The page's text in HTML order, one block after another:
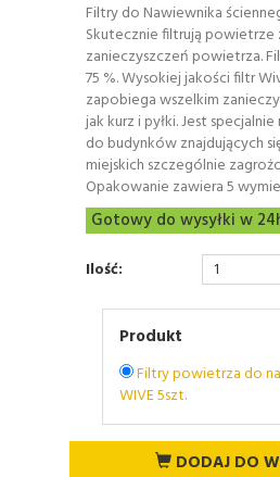
Filtry do Nawiewnika
Skutecznie filtrują powietrze
zanieczyszczeń powietrza.
75 %. Wysokiej jakości filtr
zapobiega wszelkim
jak kurz i pyłki. Jest
do budynków znajdujących
miejskich szczególnie
Opakowanie zawiera 5
Gotowy do wysyłki w
Ilość:
Produkt
Filtry powietrza do
WIVE 5szt.
DODAJ DO